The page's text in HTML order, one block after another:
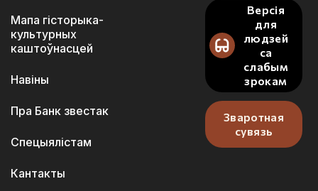
Мапа гісторыка-
культурных
каштоўнасцей
Навіны
Пра Банк звестак
Спецыялістам
Кантакты
Версія
для
людзей
са
слабым
зрокам
Зваротная
сувязь